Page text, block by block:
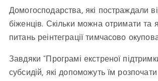
Домогосподарства, які постраждали
біженців. Скільки можна отримати та
питань реінтеграції тимчасово
Завдяки “Програмі екстреної
субсидій, які допоможуть їм